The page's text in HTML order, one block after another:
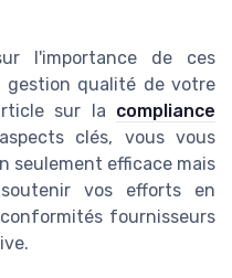
l'importance de ces
qualité de votre
sur la compliance
clés, vous vous
seulement efficace mais
vos efforts en
fournisseurs